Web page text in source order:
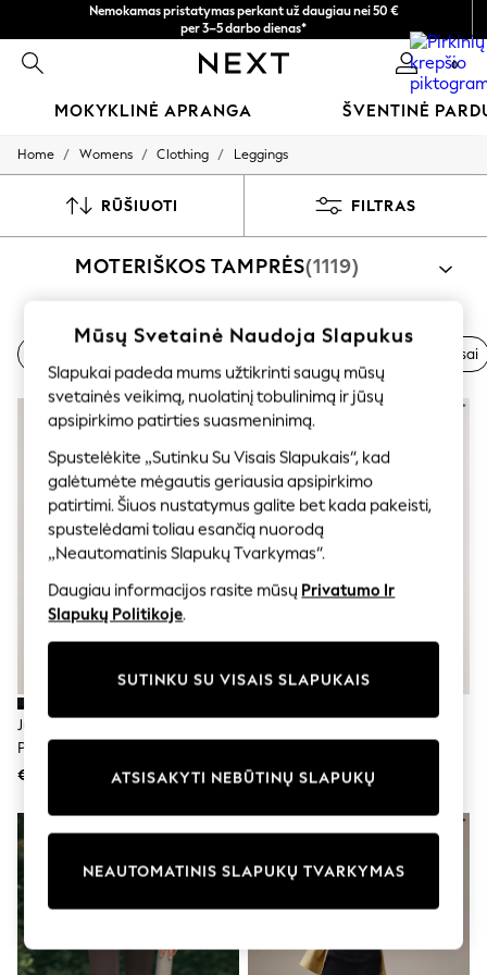
Nemokamas pristatymas perkant už daugiau nei 50 €
per 3–5 darbo dienas*
Dabar galite apsipirkti lietuvių kalba!
0
MOKYKLINĖ APRANGA ŠVENTINĖ
SCHOOLWEAR
Shoes
Shirts
Coats & Jackets
Underwear
Socks
Multipacks
All Boys Sport & Swimwear
Trainers & Pumps
Swimwear
Tops
Shorts
Joggers
adidas
Nike
Shoes
Dresses
Trousers
Shirts
Sweatshirts
Cardigans
Underwear
Trainers & Pumps
Tops
Shorts
Joggers
Home / Womens / Clothing / Leggings
RŪŠIUOTI FILTRAS
MOTERIŠKOS TAMPRĖS(1119)
Apsipirkti pagal kategoriją
Cardigan And Legging Set
Džinsai
Juoda - Viso Ilgio Tamprės 2
Pakuotė
€20
€50
Mūsų Svetainė Naudoja Slapukus
Slapukai padeda mums užtikrinti saugų mūsų
svetainės veikimą, nuolatinį tobulinimą ir jūsų
apsipirkimo patirties suasmeninimą.
Spustelėkite „Sutinku Su Visais Slapukais“, kad
galėtumėte mėgautis geriausia apsipirkimo
patirtimi. Šiuos nustatymus galite bet kada pakeisti,
spustelėdami toliau esančią nuorodą
„Neautomatinis Slapukų Tvarkymas“.
Daugiau informacijos rasite mūsų Privatumo Ir
Slapukų Politikoje.
SUTINKU SU VISAIS SLAPUKAIS
NEAUTOMATINIS SLAPUKŲ TVARKYMAS
ATSISAKYTI NEBŪTINŲ SLAPUKŲ